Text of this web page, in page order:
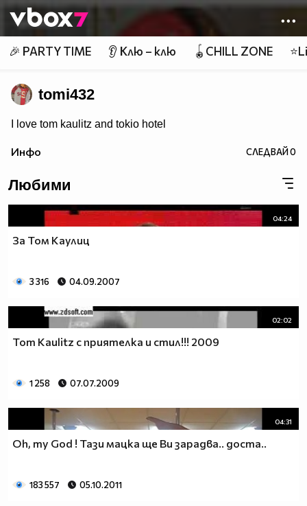
👾
🎉 PARTY TIME 👂 Клю – клю 🪀CHILL ZONE
tomi432
I love tom kaulitz and tokio hotel
Инфо СЛЕДВАЙ0
Любими
04:24
За Том Каулиц
3 316 04.09.2007
02:02
Tom Kaulitz с приятелка и стил!!! 2009
1 258 07.07.2009
04:31
Oh, my God ! Тази мацка ще Ви зарадва.. доста..
183 557 05.10.2011